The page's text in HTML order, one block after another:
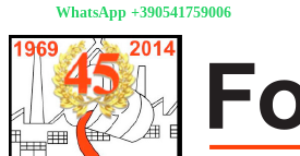
WhatsApp +390541759006